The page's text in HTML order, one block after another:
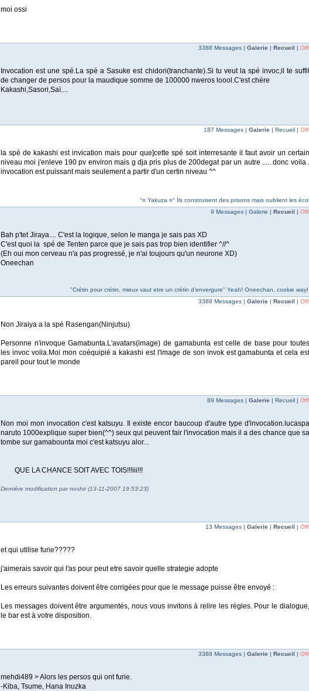
moi ossi
3388 Messages | Galerie | Recueil |
Invocation est une spé.La spé a Sasuke est chidori(tranchante).Si tu veut la spé invoc,il te suffit
de changer de persos pour la maudique somme de 100000 nweros loool.C'est chére
Kakashi,Sasori,Saï....
187 Messages | Galerie | Recueil |
la spé de kakashi est invication mais pour que]cette spé soit interresante il faut avoir un certain
niveau moi j'enleve 190 pv environ mais g dja pris plus de 200degat par un autre ..... donc voila .
invocation est puissant mais seulement a partir d'un certin niveau ^^
°¤ Yakuza ¤° Ils construisent des prisons mais oublient les
9 Messages | Galerie | Recueil |
Bah p'tet Jiraya.... C'est la logique, selon le manga je sais pas XD
C'est quoi la spé de Tenten parce que je sais pas trop bien identifier ^//^
(Eh oui mon cerveau n'a pas progressé, je n'ai toujours qu'un neurone XD)
Oneechan
"Crétin pour crétin, mieux vaut etre un crétin d'envergure" Yeah! Oneechan, cookie
3388 Messages | Galerie | Recueil |
Non Jiraiya a la spé Rasengan(Ninjutsu)
Personne n'invoque Gamabunta.L'avatars(image) de gamabunta est celle de base pour toutes
les invoc voila.Moi mon coéquipié a kakashi est l'image de son invok est gamabunta et cela est
pareil pour tout le monde
89 Messages | Galerie | Recueil |
Non moi mon invocation c'est katsuyu. Il existe encor baucoup d'autre type d'invocation.lucaspa
naruto 1000explique super bien(^^) seux qui peuvent fair l'invocation mais il a des chance que sa
tombe sur gamabounta moi c'est katsuyu alor...
QUE LA CHANCE SOIT AVEC TOIS!!!iii!!!
Dernière modification par noshir (13-11-2007 19:53:23)
13 Messages | Galerie | Recueil |
et qui utilise furie?????
j'aimerais savoir qui l'as pour peut etre savoir quelle strategie adopte
Les erreurs suivantes doivent être corrigées pour que le message puisse être envoyé :
Les messages doivent être argumentés, nous vous invitons à relire les règles. Pour le dialogue,
le bar est à votre disposition.
3388 Messages | Galerie | Recueil |
mehdi489 > Alors les persos qui ont furie.
-Kiba, Tsume, Hana Inuzka